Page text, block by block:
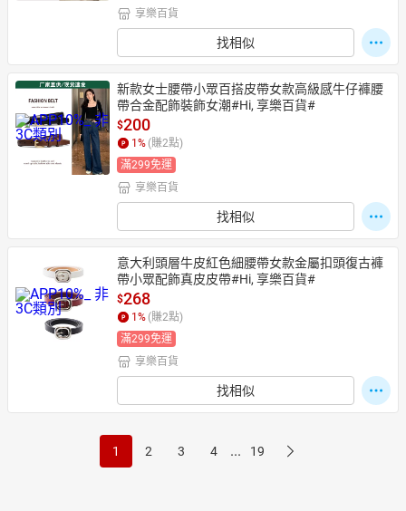
享樂百貨
找相似
新款女士腰帶小眾百搭皮帶女款高級感牛仔褲腰
帶合金配飾裝飾女潮#Hi, 享樂百貨#
$200
1 % (賺2點)
滿299免運
享樂百貨
找相似
意大利頭層牛皮紅色細腰帶女款金屬扣頭復古褲
帶小眾配飾真皮皮帶#Hi, 享樂百貨#
$268
1 % (賺2點)
滿299免運
享樂百貨
找相似
1 2 3 4 ... 19